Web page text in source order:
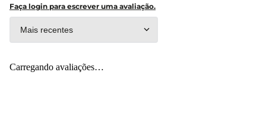
Faça login para escrever uma avaliação.
Mais recentes
Carregando avaliações…